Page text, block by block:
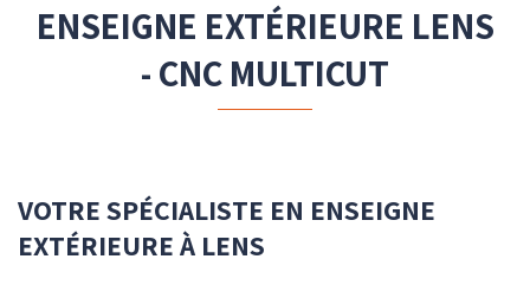
ENSEIGNE EXTÉRIEURE LENS
- CNC MULTICUT
VOTRE SPÉCIALISTE EN ENSEIGNE
EXTÉRIEURE À LENS